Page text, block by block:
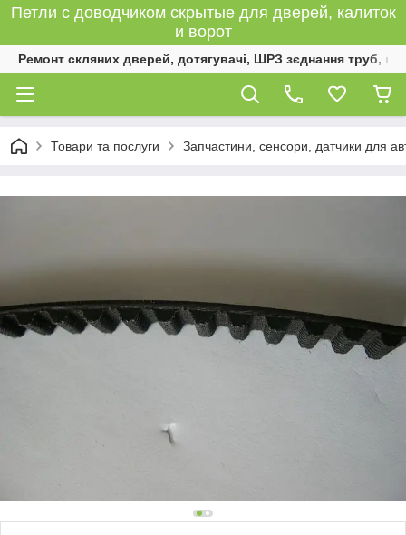
Петли с доводчиком скрытые для дверей, калиток
и ворот
Ремонт скляних дверей, дотягувачі, ШРЗ зєднання труб,
Товари та послуги Запчастини, сенсори, датчики для